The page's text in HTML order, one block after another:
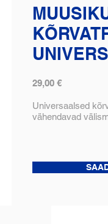
29,00 €
Universaalsed
vähendavad